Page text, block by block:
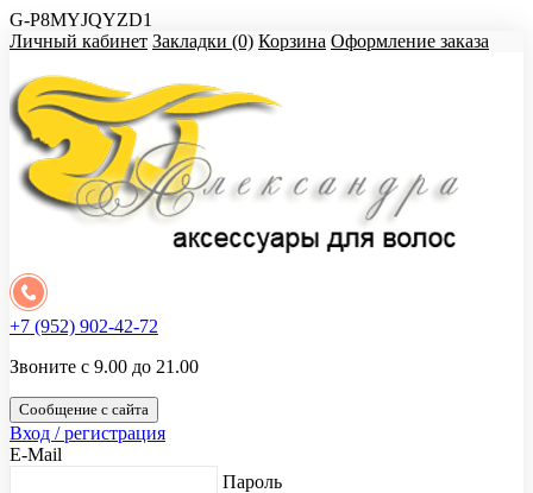
G-P8MYJQYZD1
Личный кабинет Закладки (0) Корзина Оформление заказа
+7 (952) 902-42-72
Звоните с 9.00 до 21.00
Сообщение с сайта
Вход / регистрация
E-Mail
Пароль